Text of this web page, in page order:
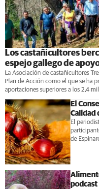
Los castañicultores
espejo gallego de
La Asociación de castañicultores
Plan de Acción como el que se ha
aportaciones superiores a los 2,4
El
Calidad
El
de
podcast